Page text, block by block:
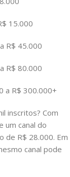
15.000
R$ 45.000
R$ 80.000
a R$ 300.000+
inscritos? Com
um canal do
de R$ 28.000. Em
canal pode